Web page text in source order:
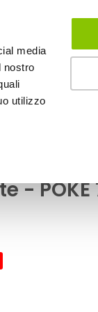
media
nostro
utilizzo
- POKE